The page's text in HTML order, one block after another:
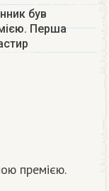
був
Перша
премією.